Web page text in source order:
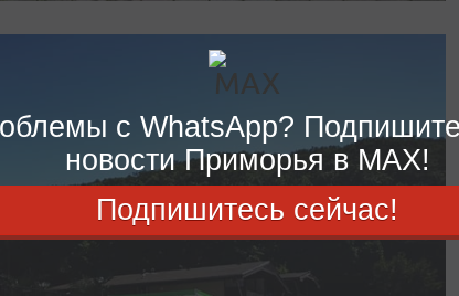
с WhatsApp?
новости Приморья в MAX!
Подпишитесь сейчас!